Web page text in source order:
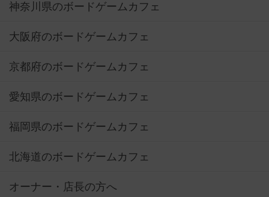
神奈川県のボードゲームカフェ
大阪府のボードゲームカフェ
京都府のボードゲームカフェ
愛知県のボードゲームカフェ
福岡県のボードゲームカフェ
北海道のボードゲームカフェ
オーナー・店長の方へ